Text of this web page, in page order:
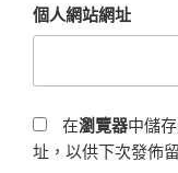
個人網站網址
在瀏覽器中儲
址，以供下次發佈